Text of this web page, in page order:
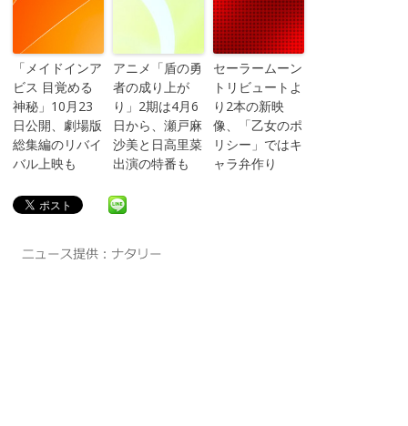
「メイドインア
ビス 目覚める
神秘」10月23
日公開、劇場版
総集編のリバイ
バル上映も
アニメ「盾の勇
者の成り上が
り」2期は4月6
日から、瀬戸麻
沙美と日高里菜
出演の特番も
セーラームーン
トリビュートよ
り2本の新映
像、「乙女のポ
リシー」ではキ
ャラ弁作り